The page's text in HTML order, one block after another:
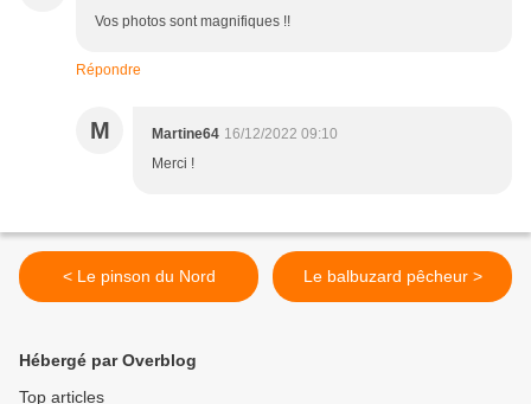
Vos photos sont magnifiques !!
Répondre
M Martine64 16/12/2022 09:10
Merci !
< Le pinson du Nord Le balbuzard pêcheur >
Hébergé par Overblog
Top articles